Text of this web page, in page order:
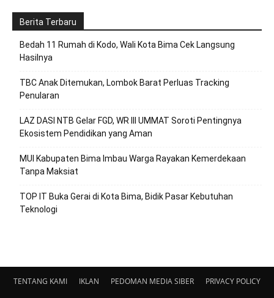
Berita Terbaru
Bedah 11 Rumah di Kodo, Wali Kota Bima Cek Langsung
Hasilnya
TBC Anak Ditemukan, Lombok Barat Perluas Tracking
Penularan
LAZ DASI NTB Gelar FGD, WR III UMMAT Soroti Pentingnya
Ekosistem Pendidikan yang Aman
MUI Kabupaten Bima Imbau Warga Rayakan Kemerdekaan
Tanpa Maksiat
TOP IT Buka Gerai di Kota Bima, Bidik Pasar Kebutuhan
Teknologi
TENTANG KAMI IKLAN PEDOMAN MEDIA SIBER PRIVACY POLICY